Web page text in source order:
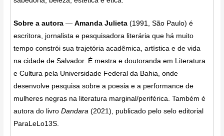
Sobre a autora—Amanda Julieta (1991, São Paulo) é
escritora, jornalista e pesquisadora literária que há muito
tempo constrói sua trajetória acadêmica, artística e de vida
na cidade de Salvador. É mestra e doutoranda em Literatura
e Cultura pela Universidade Federal da Bahia, onde
desenvolve pesquisa sobre a poesia e a performance de
mulheres negras na literatura marginal/periférica. Também é
autora do livroDandara (2021), publicado pelo selo editorial
ParaLeLo13S.